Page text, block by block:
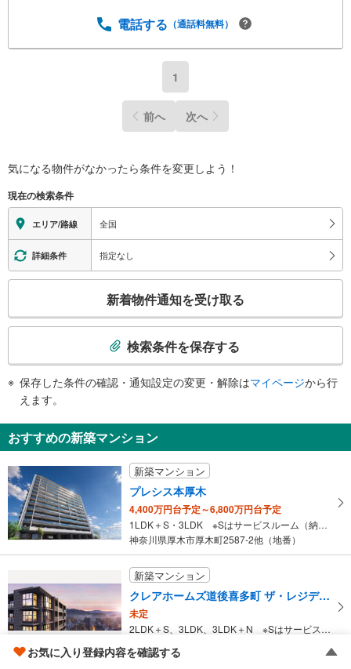
現地/物件見学（30分～）〇周辺環境のご紹介（30分～）■
設計致します。私達は様々なご要望にお応え致します！
ルコール除菌を設置しております〇接客ブースでは、お席
の間隔を通常より広くお取りします〇全営業車に乗降車時
の消毒、除菌シート等を常備しております〇物件見学用に
使い捨てスリッパ・使い捨て手袋をご用意します。
電話する （通話料無料）
1
前へ 次へ
気になる物件がなかったら条件を変更しよう！
現在の検索条件
エリア/路線 全国
詳細条件 指定なし
検
知
を
け
取
る
・
を
マ
イ
ペ
ー
新着物件通知を受け取る
検索条件を保存する
保存した条件の確認・通知設定の変更・解除はマイページから行
えます。
おすすめの新築マンション
新築マンション
プレシス本厚木
4,400万円台予定～6,800万円台予定
1LDK＋S・3LDK ※Sはサービスルーム（納戸）です。
神奈川県厚木市厚木町2587-2他（地番）
新築マンション
クレアホームズ道後喜多町 ザ・レジデンス
未定
2LDK＋S、3LDK、3LDK＋N ※Sはサービスルーム（納戸）です。 ※Nは納戸です。
お気に入り登録内容を確認する